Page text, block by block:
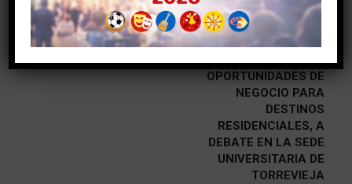
Artículo anterior
Se va la magia, llega el gol
Artículo siguiente
LOS NÓMADAS
DIGITALES Y LAS
NUEVAS
OPORTUNIDADES DE
NEGOCIO PARA
DESTINOS
RESIDENCIALES, A
DEBATE EN LA SEDE
UNIVERSITARIA DE
TORREVIEJA